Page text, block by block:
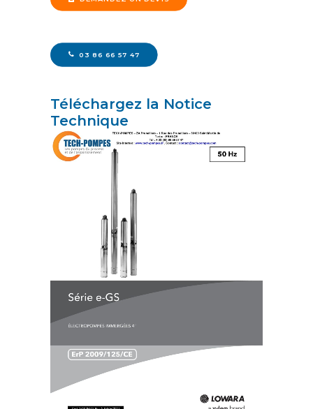
03 86 66 57 47
Téléchargez la Notice
Technique